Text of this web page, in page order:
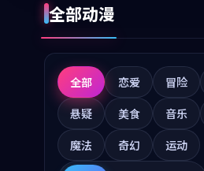
全部动漫
全部 恋爱 冒险
悬疑
美食 音乐
魔法
奇幻 运动